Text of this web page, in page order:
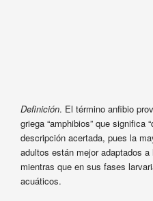
Definición. El término anfibio
griega “amphibios” que significa
descripción acertada, pues la
adultos están mejor adaptados
mientras que en sus fases
acuáticos.